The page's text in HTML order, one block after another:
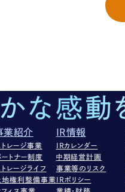
な感動
業紹介
トレージ事業
トナー制度
トレージライフ
地権利整備事業
IR情報
IRカレンダー
中期経営計画
事業等のリスク
IRポリシー